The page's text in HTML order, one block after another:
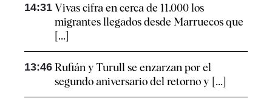
14:31 Vivas cifra en cerca de 11.000 los
migrantes llegados desde Marruecos que
[...]
13:46 Rufián y Turull se enzarzan por el
segundo aniversario del retorno y [...]